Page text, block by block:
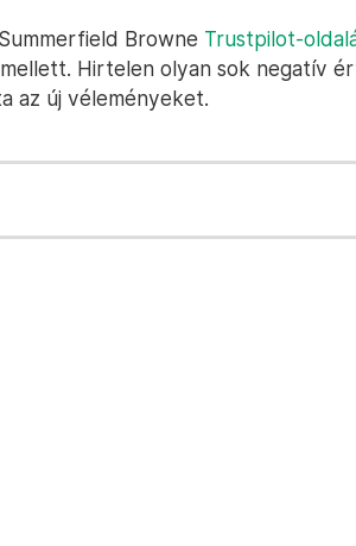
Browne Trustpilot-
Hirtelen olyan sok negatív
az új véleményeket.